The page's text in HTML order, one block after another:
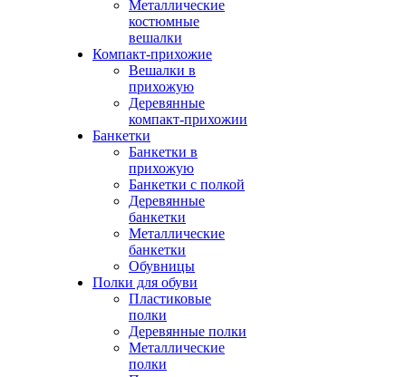
Металлические
костюмные
вешалки
Компакт-прихожие
Вешалки в
прихожую
Деревянные
компакт-прихожии
Банкетки
Банкетки в
прихожую
Банкетки с полкой
Деревянные
банкетки
Металлические
банкетки
Обувницы
Полки для обуви
Пластиковые
полки
Деревянные полки
Металлические
полки